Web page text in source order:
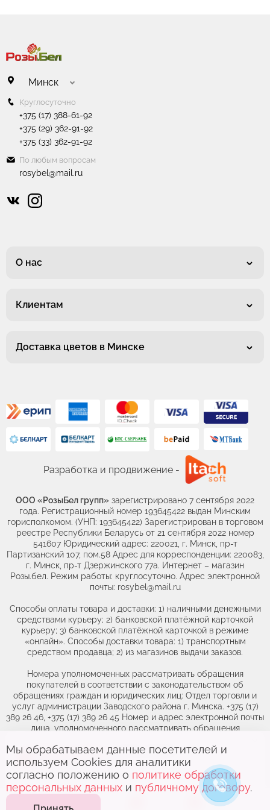
Минск
Круглосуточно
+375 (17) 388-61-92
+375 (29) 362-91-92
+375 (33) 362-91-92
По любым вопросам
rosybel@mail.ru
О нас
Клиентам
Доставка цветов в Минске
Разработка и продвижение -
ООО «РозыБел групп» зарегистрировано 7 сентября 2022
года. Регистрационный номер 193645422 выдан Минским
горисполкомом. (УНП: 193645422) Зарегистрирован в торговом
реестре Республики Беларусь от 21 сентября 2022 номер
541607 Юридический адрес: 220021, г. Минск, пр-т
Партизанский 107, пом.58 Адрес для корреспонденции: 220083,
г. Минск, пр-т Дзержинского 77а. Интернет – магазин
Розы.бел. Режим работы: круглосуточно. Адрес электронной
почты: rosybel@mail.ru
Способы оплаты товара и доставки: 1) наличными денежными
средствами курьеру; 2) банковской платёжной карточкой
курьеру; 3) банковской платёжной карточкой в режиме
«онлайн». Способы доставки товара: 1) транспортным
средством продавца; 2) из магазинов выдачи заказов.
Номера уполномоченных рассматривать обращения
покупателей в соответствии с законодательством об
обращениях граждан и юридических лиц: Отдел торговли и
услуг администрации Заводского района г. Минска. +375 (17)
389 26 46, +375 (17) 389 26 45 Номер и адрес электронной почты
лица, уполномоченного рассматривать обращения
законодательством о защите прав потребителей: +375(44)764-
46-71, obr@rozybel.by.
Выберите адрес,чтобы увидеть
актуальный каталог
Мы обрабатываем данные посетителей и
используем Cookies для аналитики
согласно положению о политике обработки
персональных данных и публичному договору.